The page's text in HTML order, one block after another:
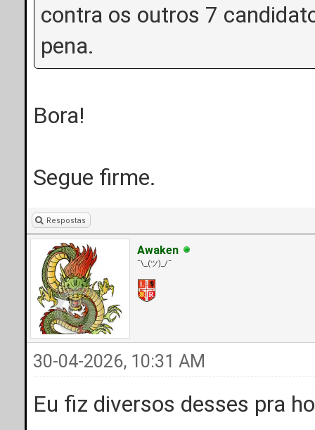
contra os outros 7
pena.
Bora!
Segue firme.
Respostas
Awaken
¯\_(ツ)_/¯
30-04-2026, 10:31 AM
Eu fiz diversos desses pra